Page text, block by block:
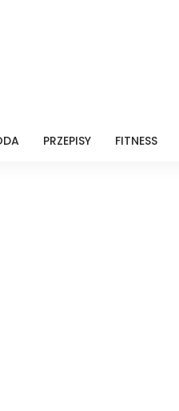
PRZEPISY FITNESS